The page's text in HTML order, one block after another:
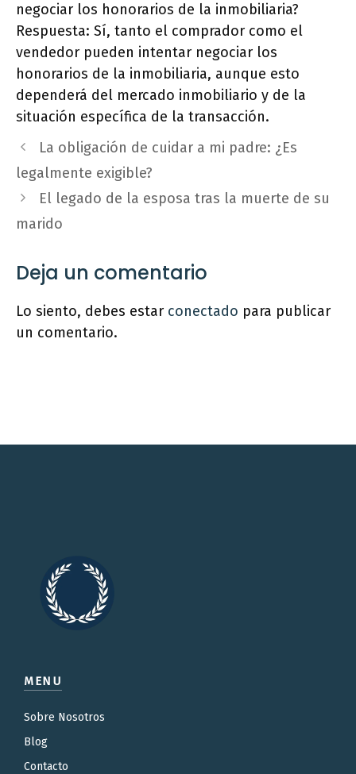
negociar los honorarios de la inmobiliaria?
Respuesta: Sí, tanto el comprador como el
vendedor pueden intentar negociar los
honorarios de la inmobiliaria, aunque esto
dependerá del mercado inmobiliario y de la
situación específica de la transacción.
La obligación de cuidar a mi padre: ¿Es
legalmente exigible?
El legado de la esposa tras la muerte de su
marido
Deja un comentario
Lo siento, debes estar conectado para publicar
un comentario.
MENU
Sobre Nosotros
Blog
Contacto